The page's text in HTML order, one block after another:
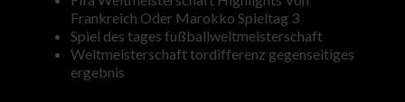
Frankreich Oder Marokko Spieltag 3
Spiel des tages fußballweltmeisterschaft
Weltmeisterschaft tordifferenz gegenseitiges
ergebnis